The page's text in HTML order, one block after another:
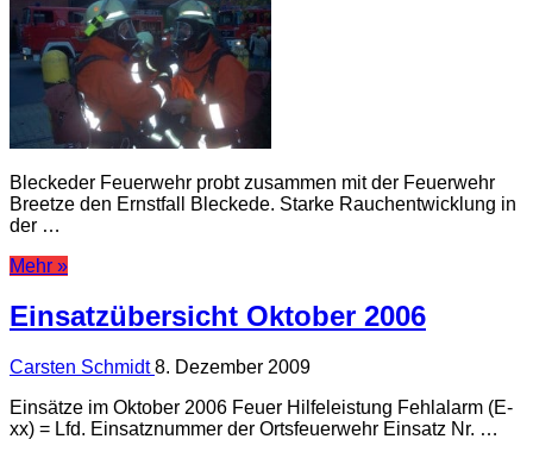
Bleckeder Feuerwehr probt zusammen mit der Feuerwehr
Breetze den Ernstfall Bleckede. Starke Rauchentwicklung in
der …
Mehr »
Einsatzübersicht Oktober 2006
Carsten Schmidt8. Dezember 2009
Einsätze im Oktober 2006 Feuer Hilfeleistung Fehlalarm (E-
xx) = Lfd. Einsatznummer der Ortsfeuerwehr Einsatz Nr. …